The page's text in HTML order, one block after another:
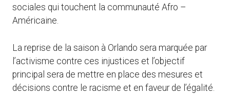
sociales qui touchent la communauté Afro –
Américaine.
La reprise de la saison à Orlando sera marquée par
l’activisme contre ces injustices et l’objectif
principal sera de mettre en place des mesures et
décisions contre le racisme et en faveur de l’égalité.